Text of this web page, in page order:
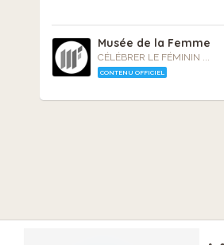
Musée de la Femme
CÉLÉBRER LE FÉMININ ...
CONTENU OFFICIEL